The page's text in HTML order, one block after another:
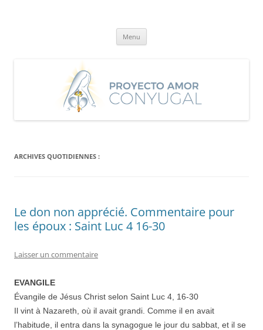
Menu
ARCHIVES QUOTIDIENNES :
Le don non apprécié. Commentaire pour
les époux : Saint Luc 4 16-30
Laisser un commentaire
EVANGILE
Évangile de Jésus Christ selon Saint Luc 4, 16‐30
Il vint à Nazareth, où il avait grandi. Comme il en avait
l’habitude, il entra dans la synagogue le jour du sabbat, et il se